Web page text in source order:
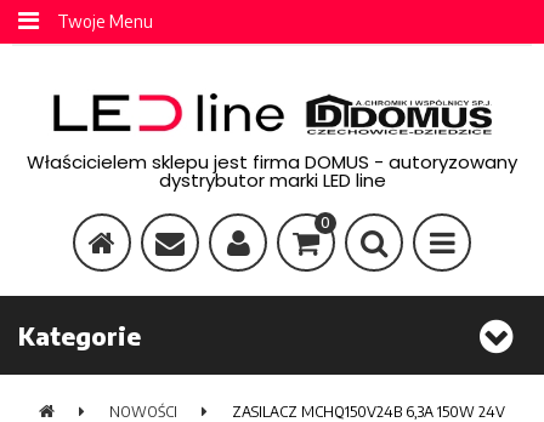
Twoje Menu
Właścicielem sklepu jest firma DOMUS - autoryzowany
dystrybutor marki LED line
0
Kategorie
NOWOŚCI
ZASILACZ MCHQ150V24B 6,3A 150W 24V